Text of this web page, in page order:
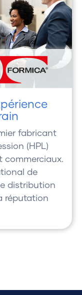
fabricant
(HPL)
commerciaux.
de
distribution
réputation